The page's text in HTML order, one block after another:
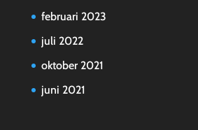
februari 2023
juli 2022
oktober 2021
juni 2021